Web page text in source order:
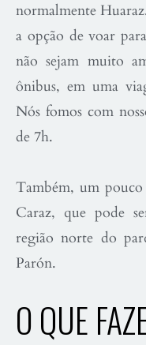
normalmente
a opção de voar
não sejam muito
ônibus, em uma
Nós fomos com
de 7h.
Também, um
Caraz, que pode
região norte do
Parón.
O QUE